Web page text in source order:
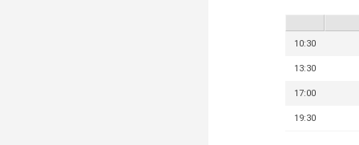
10:30
13:30
17:00
19:30